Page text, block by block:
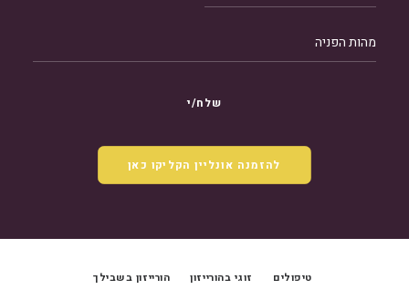
להזמנה אונליין הקליקו כאן
טיפולים זוגי בהורייזון הורייזון בשבילך